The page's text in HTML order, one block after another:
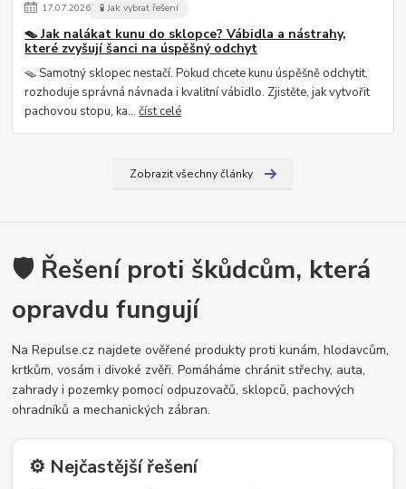
17.07.2026 🧪 Jak vybrat řešení
🪤 Jak nalákat kunu do sklopce? Vábidla a nástrahy,
které zvyšují šanci na úspěšný odchyt
🪤 Samotný sklopec nestačí. Pokud chcete kunu úspěšně odchytit,
rozhoduje správná návnada i kvalitní vábidlo. Zjistěte, jak vytvořit
pachovou stopu, ka...číst celé
Zobrazit všechny články
🛡️ Řešení proti škůdcům, která
opravdu fungují
Na Repulse.cz najdete ověřené produkty proti kunám, hlodavcům,
krtkům, vosám i divoké zvěři. Pomáháme chránit střechy, auta,
zahrady i pozemky pomocí odpuzovačů, sklopců, pachových
ohradníků a mechanických zábran.
⚙️ Nejčastější řešení